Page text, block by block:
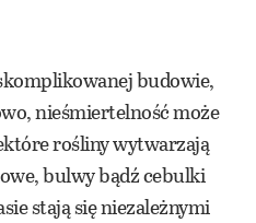
budowie,
nieśmiertelność może
rośliny wytwarzają
bulwy bądź cebulki
stają się niezależnymi